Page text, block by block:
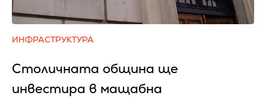
ИНФРАСТРУКТУРА
Столичната община ще
инвестира в мащабна